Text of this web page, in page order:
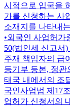
시적으로 입국을
가를 신청하는 사
소재지를 나타내
•외국인 사업허가
50(법인세 신고서
주재 책임자의 급
등기부 등본, 정관
태국 내에서의 조
국인사업법 제17
업허가 신청서의